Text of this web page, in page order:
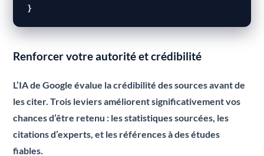
}
Renforcer votre autorité et crédibilité
L’IA de Google évalue la crédibilité des sources avant de
les citer. Trois leviers améliorent significativement vos
chances d’être retenu : les statistiques sourcées, les
citations d’experts, et les références à des études
fiables.